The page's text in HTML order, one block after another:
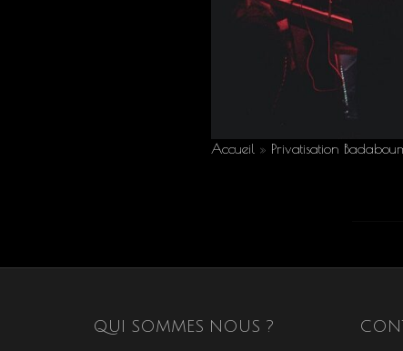
Accueil » Privatisation
QUI SOMMES NOUS ?